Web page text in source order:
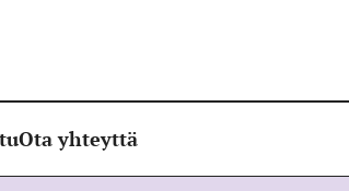
Ota yhteyttä